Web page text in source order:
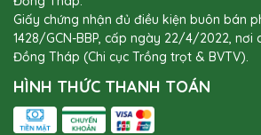
Giấy chứng nhận đủ điều kiện buôn bán
1428/GCN-BBP, cấp ngày 22/4/2022, nơi
Đồng Tháp (Chi cục Trồng trọt & BVTV).
HÌNH THỨC THANH TOÁN